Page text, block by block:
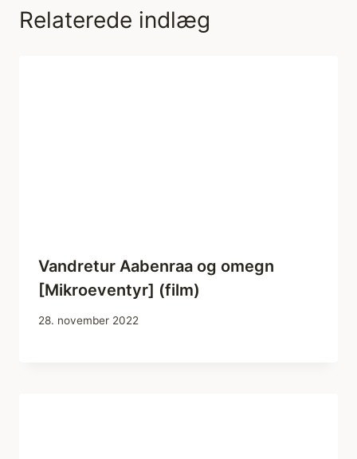
Relaterede indlæg
Vandretur Aabenraa og omegn
[Mikroeventyr] (film)
28. november 2022